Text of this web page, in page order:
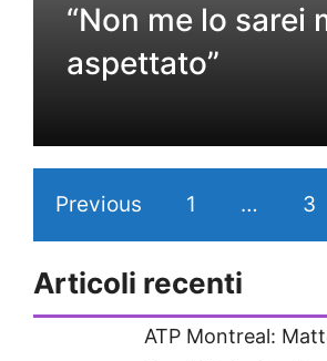
“Non me lo sarei
aspettato”
Previous 1 … 3
Articoli recenti
ATP Montreal: